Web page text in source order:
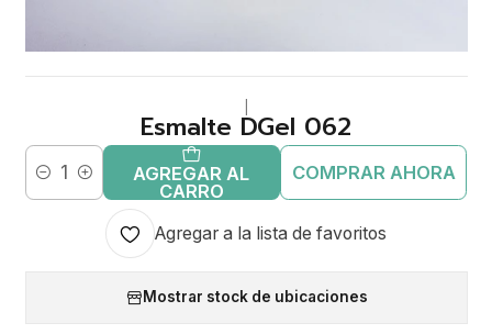
Esmalte DGel 062
Cantidad
AGREGAR AL
CARRO
COMPRAR AHORA
Agregar a la lista de favoritos
Mostrar stock de ubicaciones